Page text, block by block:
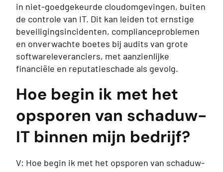
in niet-goedgekeurde cloudomgevingen, buiten
de controle van IT. Dit kan leiden tot ernstige
beveiligingsincidenten, complianceproblemen
en onverwachte boetes bij audits van grote
softwareleveranciers, met aanzienlijke
financiële en reputatieschade als gevolg.
Hoe begin ik met het
opsporen van schaduw-
IT binnen mijn bedrijf?
V: Hoe begin ik met het opsporen van schaduw-